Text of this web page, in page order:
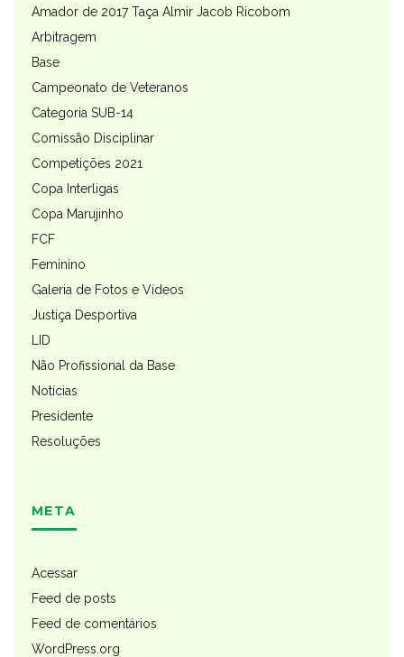
Amador de 2017 Taça Almir Jacob Ricobom
Arbitragem
Base
Campeonato de Veteranos
Categoria SUB-14
Comissão Disciplinar
Competições 2021
Copa Interligas
Copa Marujinho
FCF
Feminino
Galeria de Fotos e Vídeos
Justiça Desportiva
LID
Não Profissional da Base
Notícias
Presidente
Resoluções
META
Acessar
Feed de posts
Feed de comentários
WordPress.org